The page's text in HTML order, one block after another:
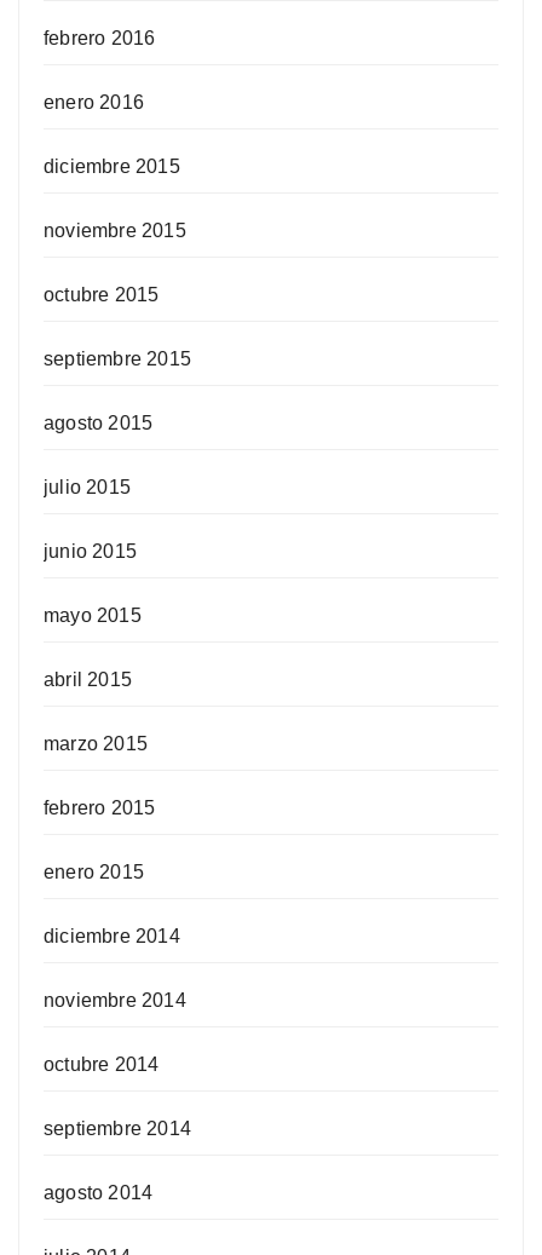
febrero 2016
enero 2016
diciembre 2015
noviembre 2015
octubre 2015
septiembre 2015
agosto 2015
julio 2015
junio 2015
mayo 2015
abril 2015
marzo 2015
febrero 2015
enero 2015
diciembre 2014
noviembre 2014
octubre 2014
septiembre 2014
agosto 2014